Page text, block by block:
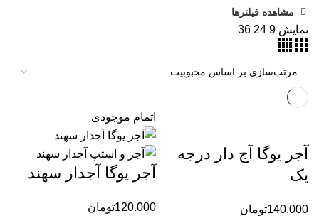
مشاهده فیلترها
نمایش 9
24
36
آجر یوگا آج دار درجه
یک
تومان140.000
اتمام موجودی
آجر یوگا آجدار سهند
تومان120.000